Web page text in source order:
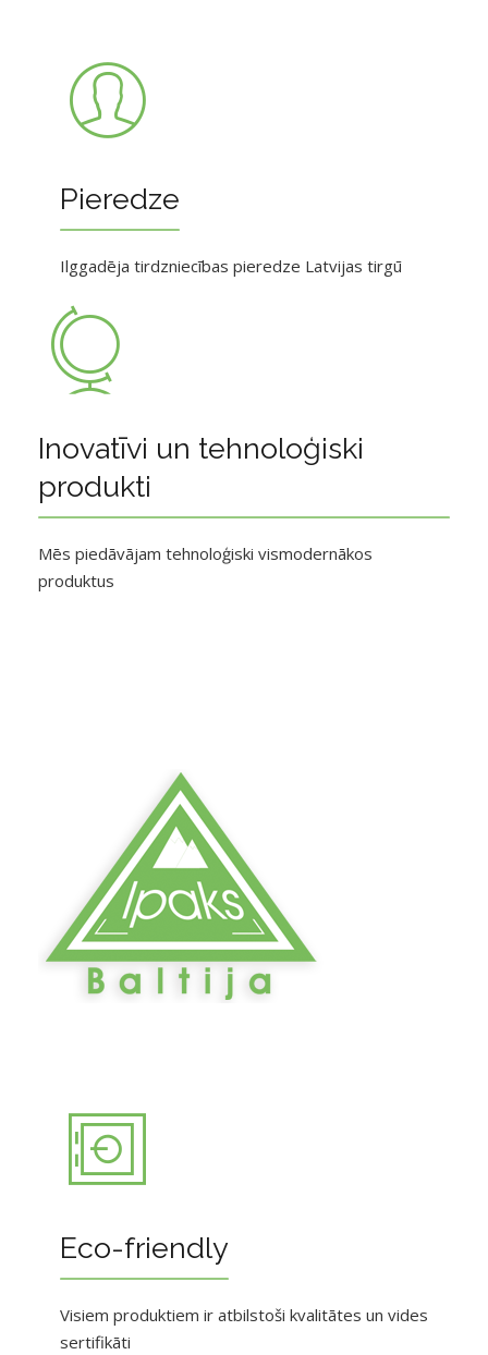
Pieredze
Ilggadēja tirdzniecības pieredze Latvijas tirgū
Inovatīvi un tehnoloģiski
produkti
Mēs piedāvājam tehnoloģiski vismodernākos
produktus
Eco-friendly
Visiem produktiem ir atbilstoši kvalitātes un vides
sertifikāti